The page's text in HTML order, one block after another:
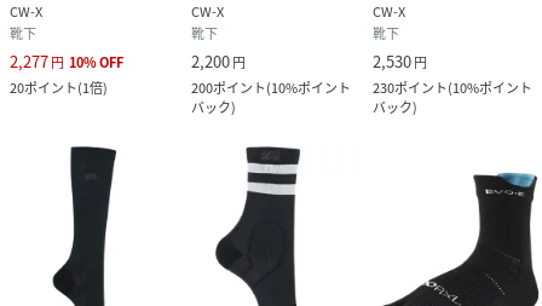
CW-X
靴下
2,277円 10%OFF
20ポイント(1倍)
CW-X
靴下
2,200円
200ポイント(10%ポイント
バック)
CW-X
靴下
2,530円
230ポイント(10%ポイント
バック)